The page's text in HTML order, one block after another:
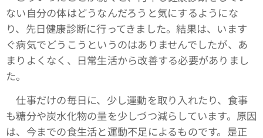
ない自分の体はどうなんだろうと気にするようにな
り、先日健康診断に行ってきました。結果は、います
ぐ病気でどうこうというのはありませんでしたが、あ
まりよくなく、日常生活から改善する必要がありまし
た。
仕事だけの毎日に、少し運動を取り入れたり、食事
も糖分や炭水化物の量を少しづつ減らしています。原因
は、今までの食生活と運動不足によるものです。是正